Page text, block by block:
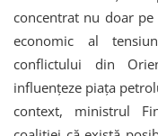
concentrat nu doar
economic al
conflictului din
influențeze piața
context, ministrul